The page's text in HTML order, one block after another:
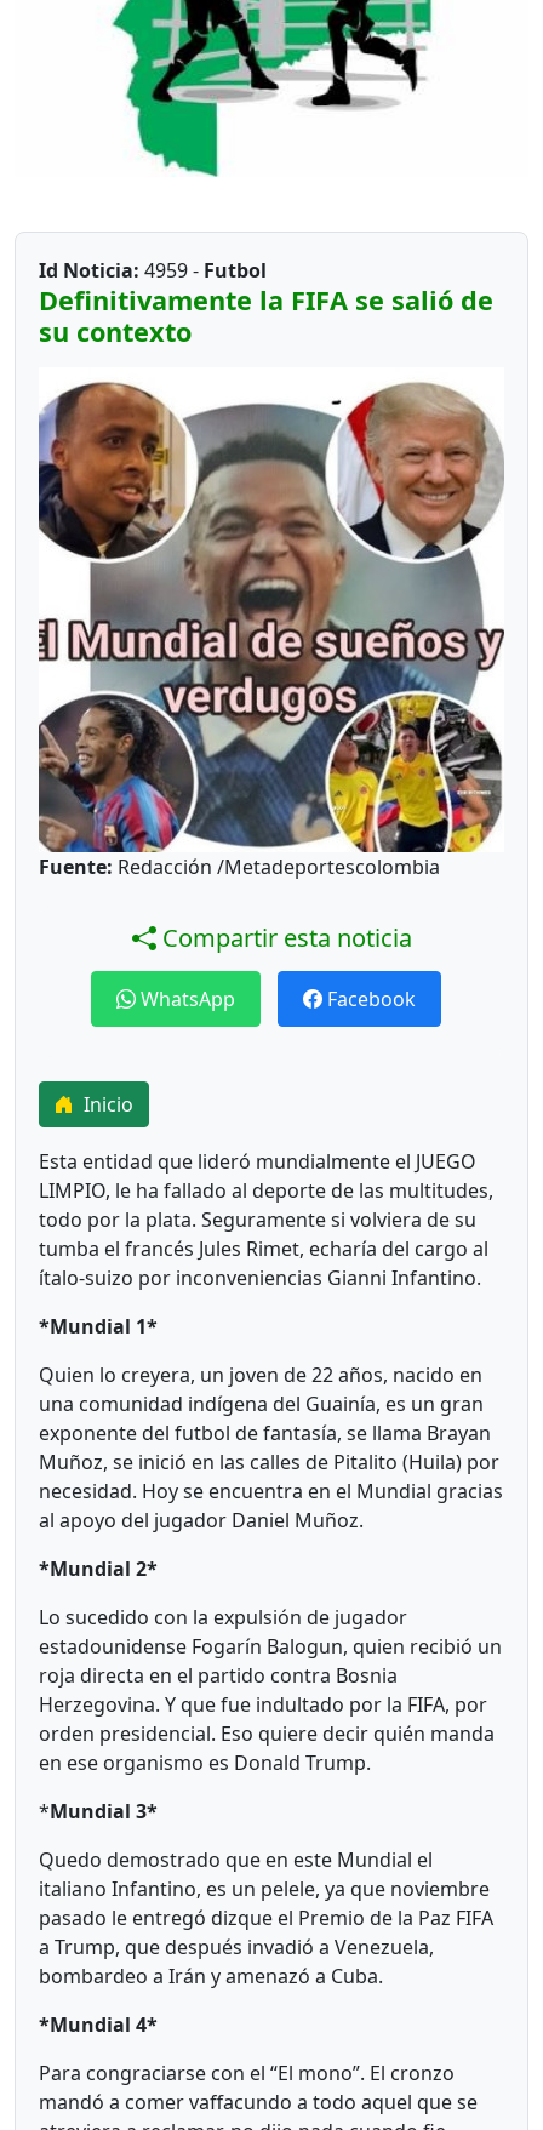
Id Noticia: 4959 - Futbol
Definitivamente la FIFA se salió de
su contexto
Fuente: Redacción /Metadeportescolombia
Compartir esta noticia
WhatsApp Facebook
Inicio
Esta entidad que lideró mundialmente el JUEGO
LIMPIO, le ha fallado al deporte de las multitudes,
todo por la plata. Seguramente si volviera de su
tumba el francés Jules Rimet, echaría del cargo al
ítalo-suizo por inconveniencias Gianni Infantino.
*Mundial 1*
Quien lo creyera, un joven de 22 años, nacido en
una comunidad indígena del Guainía, es un gran
exponente del futbol de fantasía, se llama Brayan
Muñoz, se inició en las calles de Pitalito (Huila) por
necesidad. Hoy se encuentra en el Mundial gracias
al apoyo del jugador Daniel Muñoz.
*Mundial 2*
Lo sucedido con la expulsión de jugador
estadounidense Fogarín Balogun, quien recibió un
roja directa en el partido contra Bosnia
Herzegovina. Y que fue indultado por la FIFA, por
orden presidencial. Eso quiere decir quién manda
en ese organismo es Donald Trump.
*Mundial 3*
Quedo demostrado que en este Mundial el
italiano Infantino, es un pelele, ya que noviembre
pasado le entregó dizque el Premio de la Paz FIFA
a Trump, que después invadió a Venezuela,
bombardeo a Irán y amenazó a Cuba.
*Mundial 4*
Para congraciarse con el “El mono”. El cronzo
mandó a comer vaffacundo a todo aquel que se